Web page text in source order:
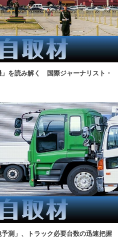
」を読み解く 国際ジャーナリスト・
測」、トラック必要台数の迅速把握